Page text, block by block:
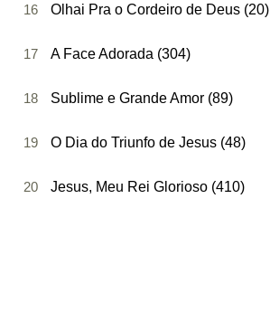
16 Olhai Pra o Cordeiro de Deus (20)
17 A Face Adorada (304)
18 Sublime e Grande Amor (89)
19 O Dia do Triunfo de Jesus (48)
20 Jesus, Meu Rei Glorioso (410)